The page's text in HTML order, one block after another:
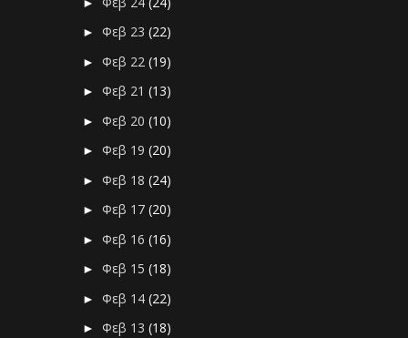
►Φεβ 23(22)
►Φεβ 22(19)
►Φεβ 21(13)
►Φεβ 20(10)
►Φεβ 19(20)
►Φεβ 18(24)
►Φεβ 17(20)
►Φεβ 16(16)
►Φεβ 15(18)
►Φεβ 14(22)
►Φεβ 13(18)